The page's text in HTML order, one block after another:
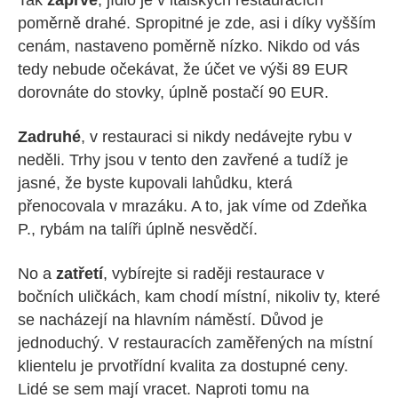
poměrně drahé. Spropitné je zde, asi i díky vyšším
cenám, nastaveno poměrně nízko. Nikdo od vás
tedy nebude očekávat, že účet ve výši 89 EUR
dorovnáte do stovky, úplně postačí 90 EUR.
Zadruhé, v restauraci si nikdy nedávejte rybu v
neděli. Trhy jsou v tento den zavřené a tudíž je
jasné, že byste kupovali lahůdku, která
přenocovala v mrazáku. A to, jak víme od Zdeňka
P., rybám na talíři úplně nesvědčí.
No a zatřetí, vybírejte si raději restaurace v
bočních uličkách, kam chodí místní, nikoliv ty, které
se nacházejí na hlavním náměstí. Důvod je
jednoduchý. V restauracích zaměřených na místní
klientelu je prvotřídní kvalita za dostupné ceny.
Lidé se sem mají vracet. Naproti tomu na